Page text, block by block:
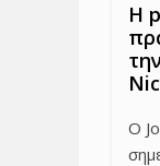
Η
Ο